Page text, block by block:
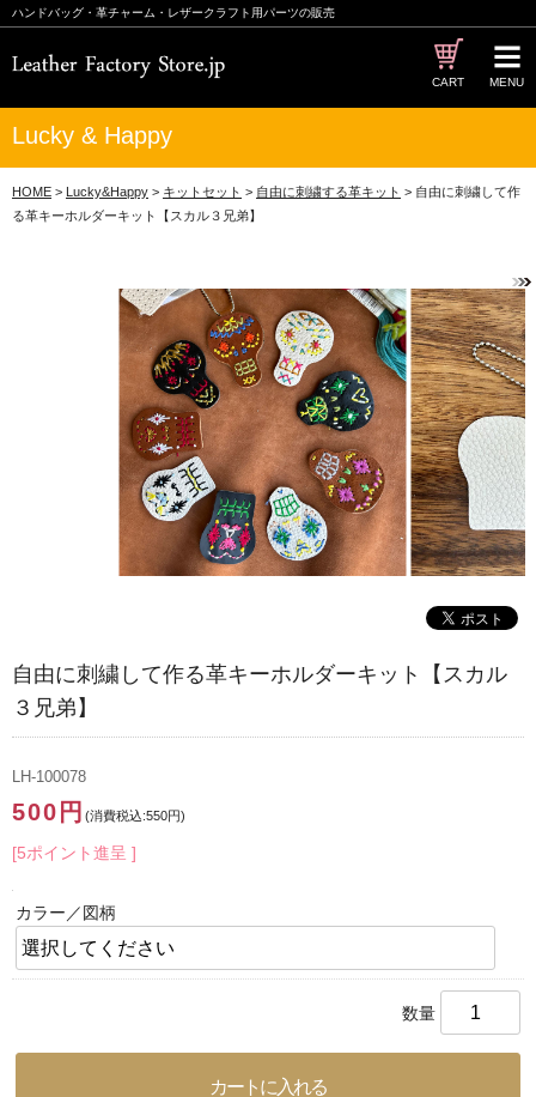
ハンドバッグ・革チャーム・レザークラフト用パーツの販売
MENU
CART
Lucky & Happy
HOME > Lucky&Happy > キットセット > 自由に刺繍する革キット > 自由に刺繍して作
る革キーホルダーキット【スカル３兄弟】
自由に刺繍して作る革キーホルダーキット【スカル
３兄弟】
LH-100078
500円 (消費税込:550円)
[5ポイント進呈 ]
カラー／図柄
数量